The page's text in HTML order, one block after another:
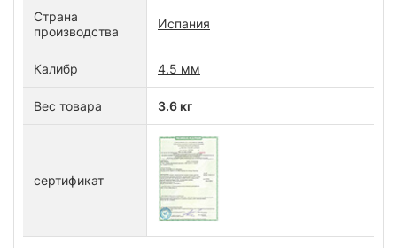
Страна
производства
Испания
Калибр 4.5 мм
Вес товара 3.6 кг
сертификат